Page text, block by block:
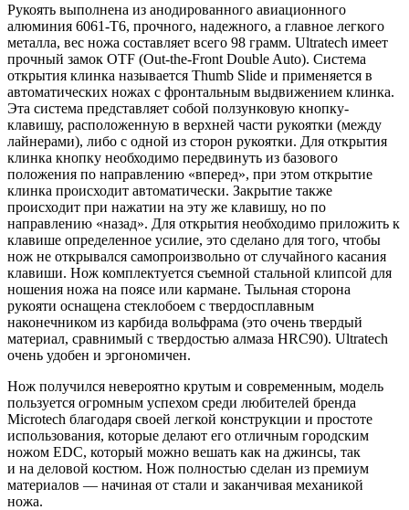
Рукоять выполнена из анодированного авиационного
алюминия 6061-T6, прочного, надежного, а главное легкого
металла, вес ножа составляет всего 98 грамм. Ultratech имеет
прочный замок OTF (Out-the-Front Double Auto). Система
открытия клинка называется Thumb Slide и применяется в
автоматических ножах с фронтальным выдвижением клинка.
Эта система представляет собой ползунковую кнопку-
клавишу, расположенную в верхней части рукоятки (между
лайнерами), либо с одной из сторон рукоятки. Для открытия
клинка кнопку необходимо передвинуть из базового
положения по направлению «вперед», при этом открытие
клинка происходит автоматически. Закрытие также
происходит при нажатии на эту же клавишу, но по
направлению «назад». Для открытия необходимо приложить к
клавише определенное усилие, это сделано для того, чтобы
нож не открывался самопроизвольно от случайного касания
клавиши. Нож комплектуется съемной стальной клипсой для
ношения ножа на поясе или кармане. Тыльная сторона
рукояти оснащена стеклобоем с твердосплавным
наконечником из карбида вольфрама (это очень твердый
материал, сравнимый с твердостью алмаза HRC90). Ultratech
очень удобен и эргономичен.
Нож получился невероятно крутым и современным, модель
пользуется огромным успехом среди любителей бренда
Microtech благодаря своей легкой конструкции и простоте
использования, которые делают его отличным городским
ножом EDC, который можно вешать как на джинсы, так
и на деловой костюм. Нож полностью сделан из премиум
материалов — начиная от стали и заканчивая механикой
ножа.